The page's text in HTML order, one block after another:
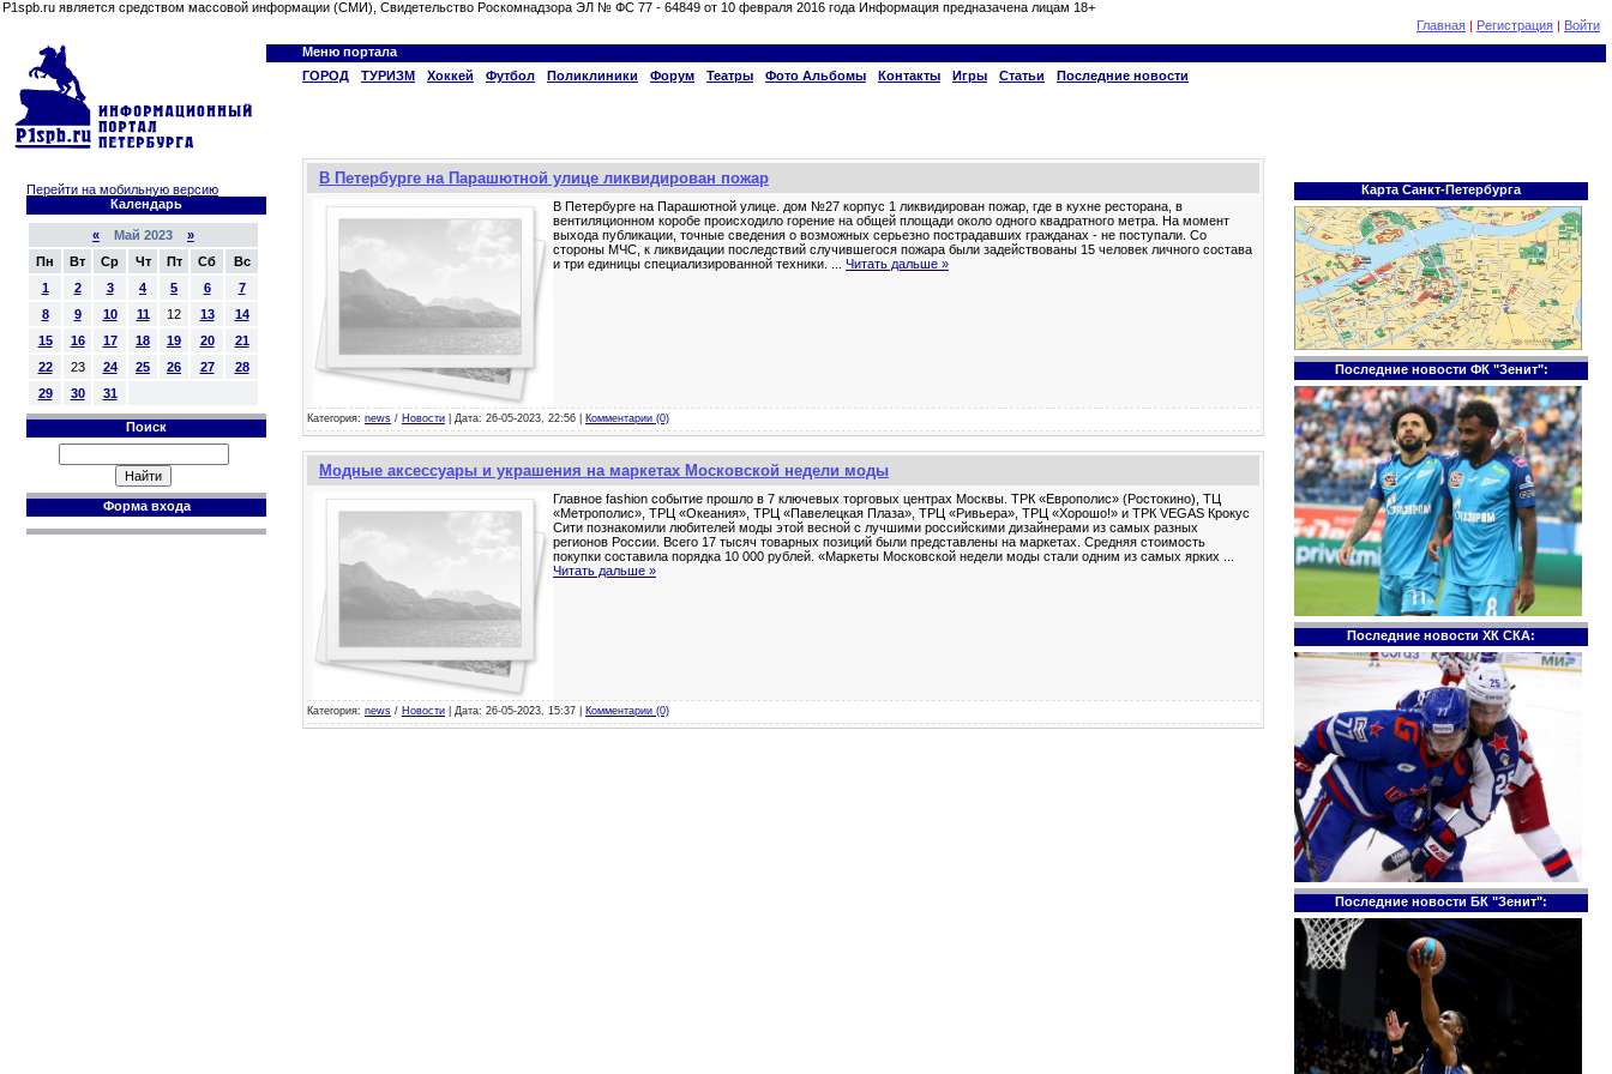
P1spb.ru является средством массовой информации (СМИ), Свидетельство Роскомнадзора ЭЛ № ФС 77 - 64849 от 10 февраля 2016 года Информация предназачена лицам 18+
Главная | Регистрация | Войти
Меню портала
ГОРОД
ТУРИЗМ Хоккей Футбол Поликлиники Форум Театры Фото Альбомы Контакты Игры Статьи Последние новости
Перейти на мобильную версию
Календарь
« Май 2023 »
Пн
Вт Ср Чт Пт Сб
Вс
1
2 3 4 5 6
7
8
9 10 11 12 13
14
15
16 17 18 19 20
21
22
23 24 25 26 27
28
29
30 31
Поиск
Форма входа
В Петербурге на Парашютной улице ликвидирован пожар
В Петербурге на Парашютной улице. дом №27 корпус 1 ликвидирован пожар, где в кухне ресторана, в
вентиляционном коробе происходило горение на общей площади около одного квадратного метра. На момент
выхода публикации, точные сведения о возможных серьезно пострадавших гражданах - не поступали. Со
стороны МЧС, к ликвидации последствий случившегося пожара были задействованы 15 человек личного состава
и три единицы специализированной техники.
Читать дальше »
Категория: news / Новости | Дата: 26-05-2023, 22:56 | Комментарии (0)
Модные аксессуары и украшения на маркетах Московской недели моды
Главное fashion событие прошло в 7 ключевых торговых центрах Москвы. ТРК «Европолис» (Ростокино), ТЦ
«Метрополис», ТРЦ «Океания», ТРЦ «Павелецкая Плаза», ТРЦ «Ривьера», ТРЦ «Хорошо!» и ТРК VEGAS Крокус
Сити познакомили любителей моды этой весной с лучшими российскими дизайнерами из самых разных
регионов России. Всего 17 тысяч товарных позиций были представлены на маркетах. Средняя стоимость
покупки составила порядка 10 000 рублей. «Маркеты Московской недели моды стали одним из самых ярких
Читать дальше »
Категория: news / Новости | Дата: 26-05-2023, 15:37 | Комментарии (0)
Карта Санкт-Петербурга
Последние новости ФК "Зенит":
Последние новости ХК СКА:
Последние новости БК "Зенит":